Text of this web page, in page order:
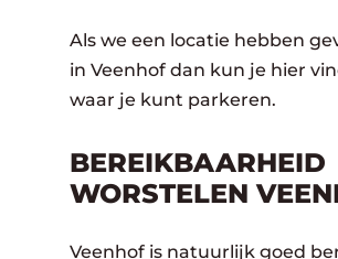
Als we een locatie hebben
in Veenhof dan kun je hier
waar je kunt parkeren.
BEREIKBAARHEID
WORSTELEN
Veenhof is natuurlijk goed